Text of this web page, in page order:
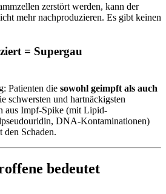
zerstört werden, kann der
mehr nachproduzieren. Es gibt keinen
= Supergau
Patienten die sowohl geimpft als auch
schwersten und hartnäckigsten
aus Impf-Spike (mit Lipid-
DNA-Kontaminationen)
Schaden.
bedeutet